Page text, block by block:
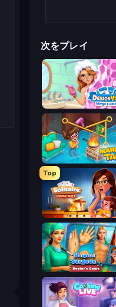
次をプレイ
Top
Solitaire Home Story